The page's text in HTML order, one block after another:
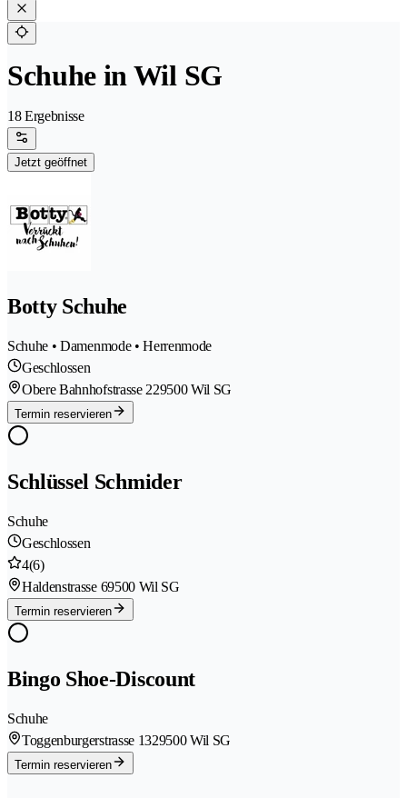
Schuhe in Wil SG
18 Ergebnisse
Jetzt geöffnet
Botty Schuhe
Schuhe • Damenmode • Herrenmode
Geschlossen
Obere Bahnhofstrasse 229500 Wil SG
Termin reservieren
Schlüssel Schmider
Schuhe
Geschlossen
4(6)
Haldenstrasse 69500 Wil SG
Termin reservieren
Bingo Shoe-Discount
Schuhe
Toggenburgerstrasse 1329500 Wil SG
Termin reservieren